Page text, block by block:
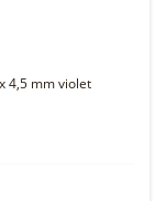
4,5 mm violet